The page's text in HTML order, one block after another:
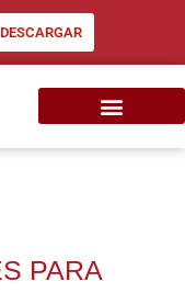
DESCARGAR
PARA